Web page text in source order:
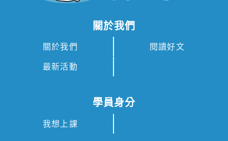
關於我們
關於我們 閱讀好文
最新活動
學員身分
我想上課